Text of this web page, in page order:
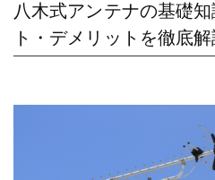
八木式アンテナの基礎
ト・デメリットを徹底解